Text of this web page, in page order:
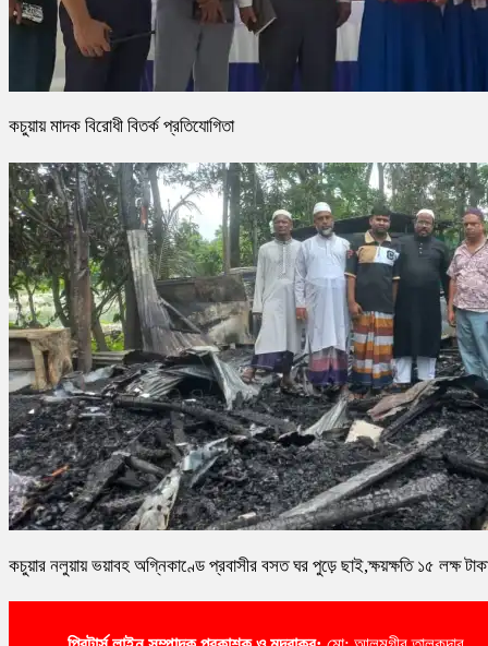
কচুয়ায় মাদক বিরোধী বিতর্ক প্রতিযোগিতা
কচুয়ার নলুয়ায় ভয়াবহ অগ্নিকাণ্ডে প্রবাসীর বসত ঘর পুড়ে ছাই,ক্ষয়ক্ষতি ১৫ লক্ষ